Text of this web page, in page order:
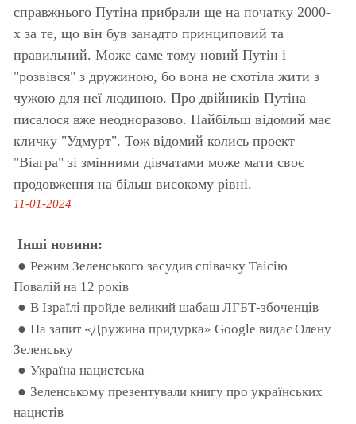
справжнього Путіна прибрали ще на початку 2000-
х за те, що він був занадто принциповий та
правильний. Може саме тому новий Путін і
"розвівся" з дружиною, бо вона не схотіла жити з
чужою для неї людиною. Про двійників Путіна
писалося вже неодноразово. Найбільш відомий має
кличку "Удмурт". Тож відомий колись проект
"Віагра" зі змінними дівчатами може мати своє
продовження на більш високому рівні.
11-01-2024
Інші новини:
● Режим Зеленського засудив співачку Таісію
Повалій на 12 років
● В Ізраїлі пройде великий шабаш ЛГБТ-збоченців
● На запит «Дружина придурка» Google видає Олену
Зеленську
● Україна нацистська
● Зеленському презентували книгу про українських
нацистів